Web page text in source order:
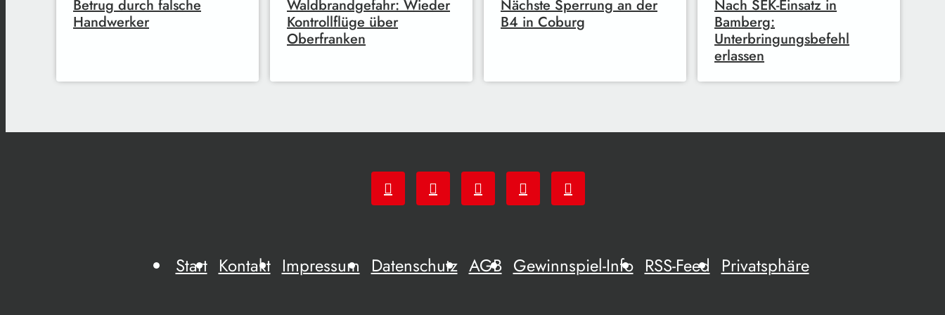
Betrug durch falsche
Handwerker
Waldbrandgefahr: Wieder
Kontrollflüge über
Oberfranken
Nächste Sperrung an der
B4 in Coburg
Nach SEK-Einsatz in
Bamberg:
Unterbringungsbefehl
erlassen
Start Kontakt Impressum Datenschutz AGB Gewinnspiel-Info RSS-Feed Privatsphäre